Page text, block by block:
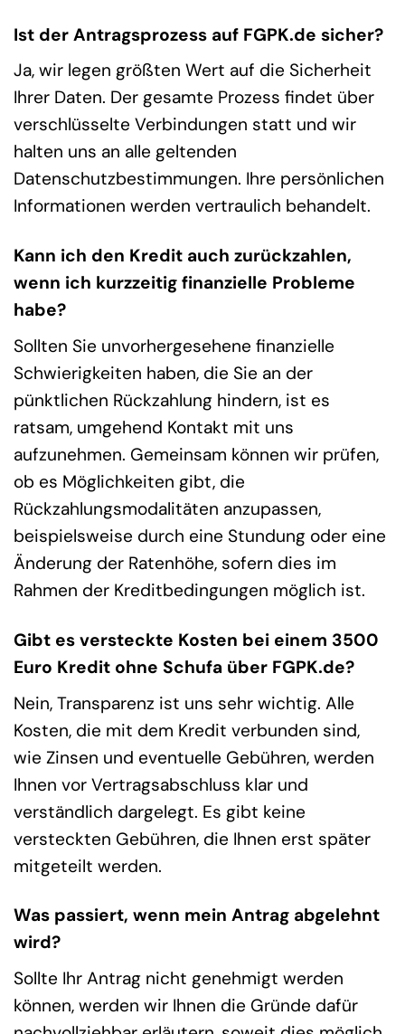
Ist der Antragsprozess auf FGPK.de sicher?
Ja, wir legen größten Wert auf die Sicherheit
Ihrer Daten. Der gesamte Prozess findet über
verschlüsselte Verbindungen statt und wir
halten uns an alle geltenden
Datenschutzbestimmungen. Ihre persönlichen
Informationen werden vertraulich behandelt.
Kann ich den Kredit auch zurückzahlen,
wenn ich kurzzeitig finanzielle Probleme
habe?
Sollten Sie unvorhergesehene finanzielle
Schwierigkeiten haben, die Sie an der
pünktlichen Rückzahlung hindern, ist es
ratsam, umgehend Kontakt mit uns
aufzunehmen. Gemeinsam können wir prüfen,
ob es Möglichkeiten gibt, die
Rückzahlungsmodalitäten anzupassen,
beispielsweise durch eine Stundung oder eine
Änderung der Ratenhöhe, sofern dies im
Rahmen der Kreditbedingungen möglich ist.
Gibt es versteckte Kosten bei einem 3500
Euro Kredit ohne Schufa über FGPK.de?
Nein, Transparenz ist uns sehr wichtig. Alle
Kosten, die mit dem Kredit verbunden sind,
wie Zinsen und eventuelle Gebühren, werden
Ihnen vor Vertragsabschluss klar und
verständlich dargelegt. Es gibt keine
versteckten Gebühren, die Ihnen erst später
mitgeteilt werden.
Was passiert, wenn mein Antrag abgelehnt
wird?
Sollte Ihr Antrag nicht genehmigt werden
können, werden wir Ihnen die Gründe dafür